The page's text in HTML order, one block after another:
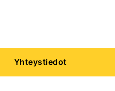
Yhteystiedot